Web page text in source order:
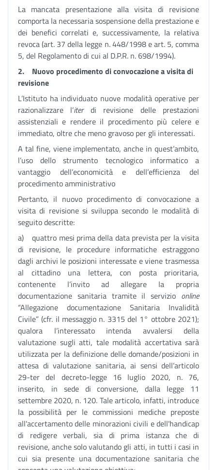
La mancata presentazione alla visita di revisione
comporta la necessaria sospensione della prestazione e
dei benefici correlati e, successivamente, la relativa
revoca (art. 37 della legge n. 448/1998 e art. 5, comma
5, del Regolamento di cui al D.P.R. n. 698/1994).
2. Nuovo procedimento di convocazione a visita di
revisione
L’Istituto ha individuato nuove modalità operative per
razionalizzare l’iter di revisione delle prestazioni
assistenziali e rendere il procedimento più celere e
immediato, oltre che meno gravoso per gli interessati.
A tal fine, viene implementato, anche in quest’ambito,
l’uso dello strumento tecnologico informatico a
vantaggio dell’economicità e dell’efficienza del
procedimento amministrativo
Pertanto, il nuovo procedimento di convocazione a
visita di revisione si sviluppa secondo le modalità di
seguito descritte:
a) quattro mesi prima della data prevista per la visita
di revisione, le procedure informatiche estraggono
dagli archivi le posizioni interessate e viene trasmessa
al cittadino una lettera, con posta prioritaria,
contenente l’invito ad allegare la propria
documentazione sanitaria tramite il servizio online
“Allegazione documentazione Sanitaria Invalidità
Civile” (cfr. il messaggio n. 3315 del 1° ottobre 2021);
qualora l’interessato intenda avvalersi della
valutazione sugli atti, tale modalità accertativa sarà
utilizzata per la definizione delle domande/posizioni in
attesa di valutazione sanitaria, ai sensi dell’articolo
29-ter del decreto-legge 16 luglio 2020, n. 76,
inserito, in sede di conversione, dalla legge 11
settembre 2020, n. 120. Tale articolo, infatti, introduce
la possibilità per le commissioni mediche preposte
all'accertamento delle minorazioni civili e dell'handicap
di redigere verbali, sia di prima istanza che di
revisione, anche solo valutando gli atti, in tutti i casi in
cui sia presente una documentazione sanitaria che